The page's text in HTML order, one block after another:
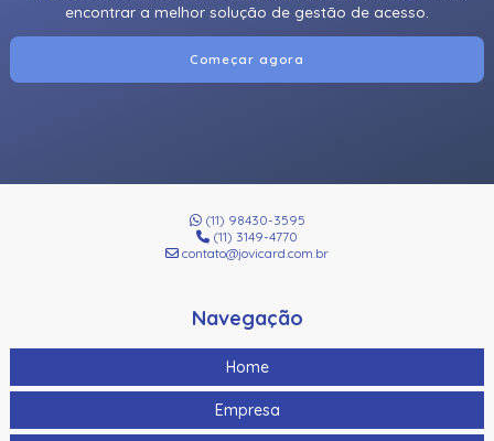
encontrar a melhor solução de gestão de acesso.
Começar agora
(11) 98430-3595
(11) 3149-4770
contato@jovicard.com.br
Navegação
Home
Empresa